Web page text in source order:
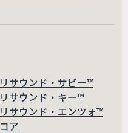
リサウンド・サビー™
リサウンド・キー™
リサウンド・エンツォ™
コア